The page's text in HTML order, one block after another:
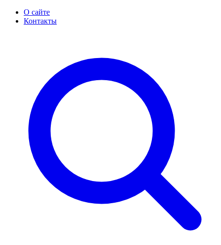
О сайте
Контакты